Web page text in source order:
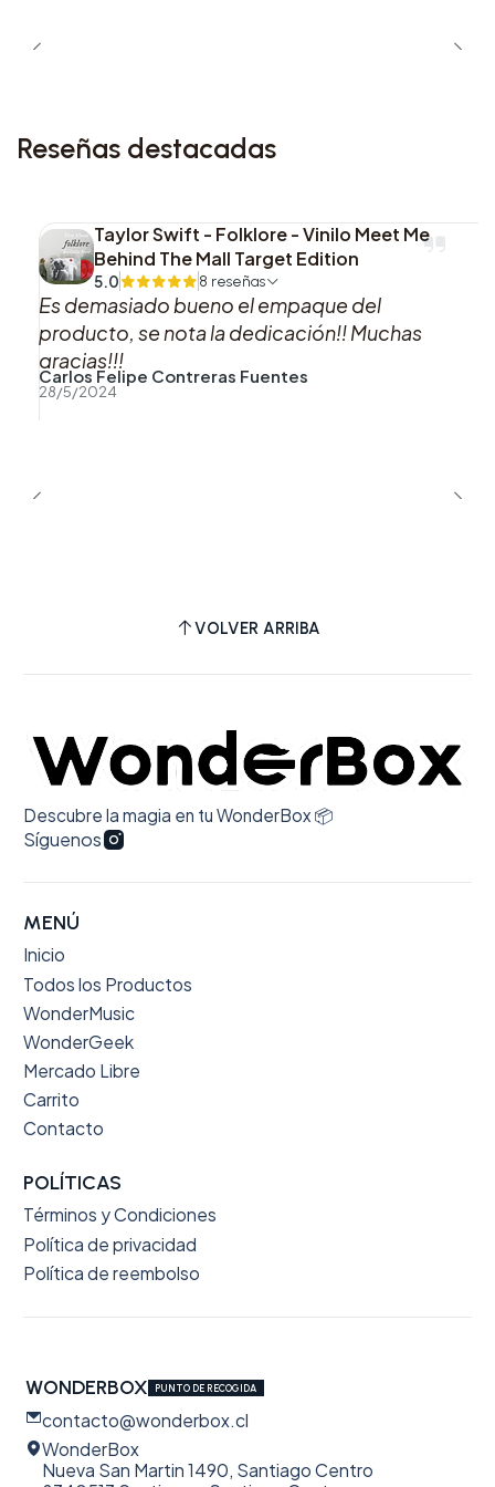
Reseñas destacadas
Taylor Swift - Folklore - Vinilo Meet Me
Behind The Mall Target Edition
5.0 8 reseñas
Es demasiado bueno el empaque del
producto, se nota la dedicación!! Muchas
gracias!!!
Carlos Felipe Contreras Fuentes
28/5/2024
VOLVER ARRIBA
Descubre la magia en tu WonderBox 📦
Síguenos
MENÚ
Inicio
Todos los Productos
WonderMusic
WonderGeek
Mercado Libre
Carrito
Contacto
POLÍTICAS
Términos y Condiciones
Política de privacidad
Política de reembolso
WONDERBOX PUNTO DE RECOGIDA
contacto@wonderbox.cl
WonderBox
Nueva San Martin 1490, Santiago Centro